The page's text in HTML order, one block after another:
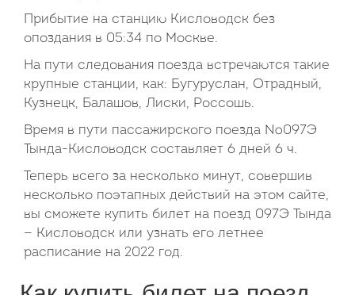
Прибытие на станцию Кисловодск без
опоздания в 05:34 по Москве.
На пути следования поезда встречаются такие
крупные станции, как: Бугуруслан, Отрадный,
Кузнецк, Балашов, Лиски, Россошь.
Время в пути пассажирского поезда №097Э
Тында-Кисловодск составляет 6 дней 6 ч.
Теперь всего за несколько минут, совершив
несколько поэтапных действий на этом сайте,
вы сможете купить билет на поезд 097Э Тында
— Кисловодск или узнать его летнее
расписание на 2022 год.